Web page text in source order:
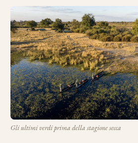
Gli ultimi verdi prima della stagione secca